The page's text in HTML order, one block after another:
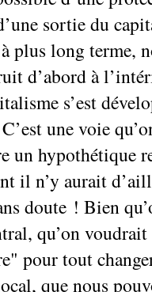
sortie du
plus long terme,
d’abord à
s’est
une voie
un hypothétique
il n’y aurait
doute ! Bien
qu’on
pour tout
que nous